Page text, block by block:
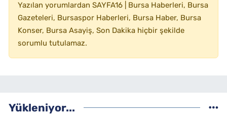
Yazılan yorumlardan SAYFA16 | Bursa Haberleri, Bursa
Gazeteleri, Bursaspor Haberleri, Bursa Haber, Bursa
Konser, Bursa Asayiş, Son Dakika hiçbir şekilde
sorumlu tutulamaz.
Yükleniyor...